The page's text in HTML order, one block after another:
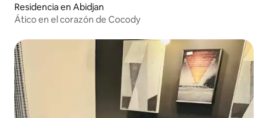
Residencia en Abidjan
Ático en el corazón de Cocody